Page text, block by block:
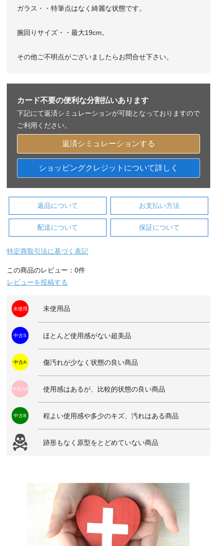
ガラス・・特筆点はなく綺麗な状態です。
腕回りサイズ・・最大19cm。
その他ご不明点がございましたらお問合せ下さい。
カード不要の便利な分割払いあります
下記にて返済シミュレーションが可能となっておりますので
ご利用ください。
返済シミュレーションする
ショッピングクレジットについて詳しく
返品について お支払い方法
配送について 保証について
特定商取引法に基づく表記
この商品のレビュー：0件
レビューを投稿する
未使用 未使用品
中古S ほとんど使用感がない超美品
中古A 傷汚れが少なく状態の良い商品
中古AB 使用感はあるが、比較的状態の良い商品
中古B 程よい使用感や多少のキズ、汚れはある商品
跡形もなく原型をとどめていない商品